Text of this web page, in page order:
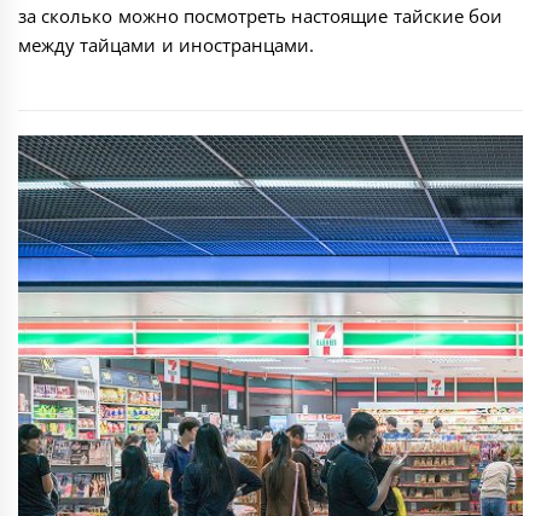
за сколько можно посмотреть настоящие тайские бои
между тайцами и иностранцами.